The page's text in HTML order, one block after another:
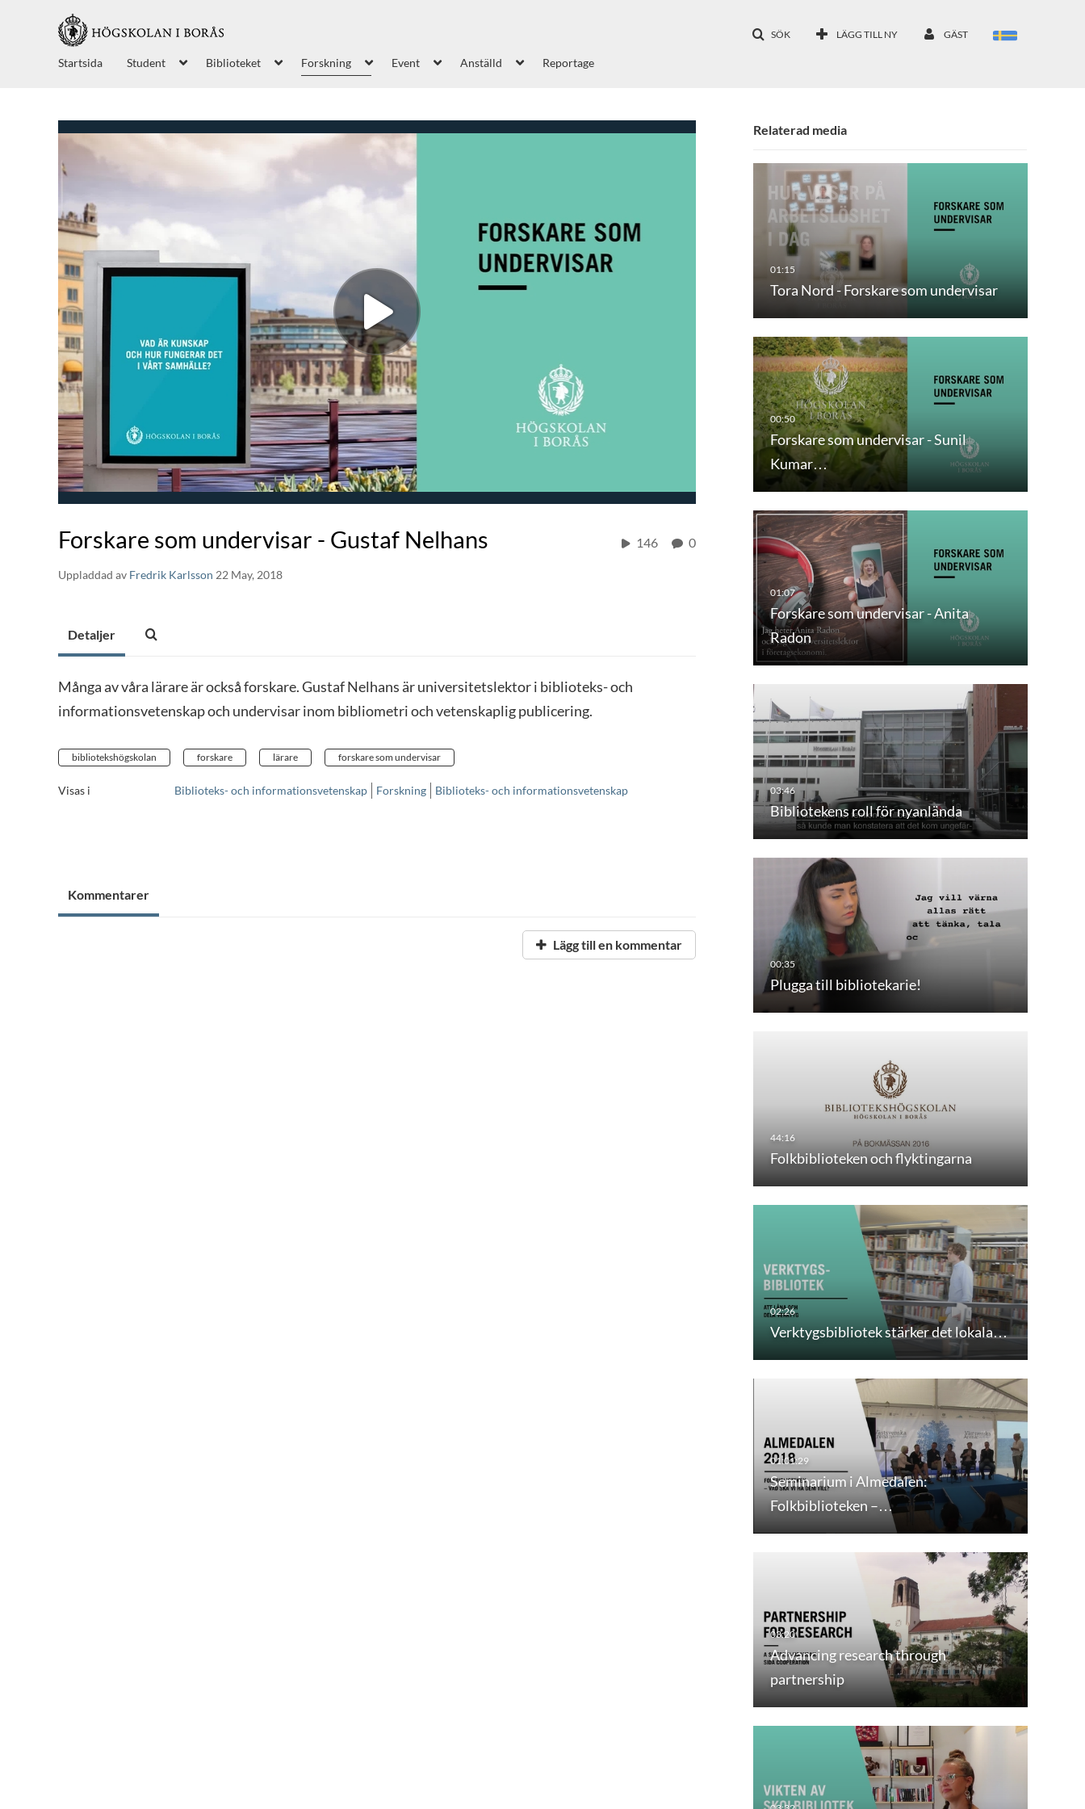
SÖK LÄGG TILL NY GÄST
Startsida Student Biblioteket Forskning Event Anställd Reportage
Forskare som undervisar - Gustaf Nelhans
Uppladdad av Fredrik Karlsson 22 May, 2018
146 0
Relaterad media
Tora Nord - Forskare som undervisar
Forskare som undervisar - Sunil
Kumar…
Forskare som undervisar - Anita
Radon
Bibliotekens roll för nyanlända
Plugga till bibliotekarie!
Folkbiblioteken och flyktingarna
Verktygsbibliotek stärker det lokala…
Seminarium i Almedalen:
Folkbiblioteken –…
Advancing research through
partnership
Detaljer
Många av våra lärare är också forskare. Gustaf Nelhans är universitetslektor i biblioteks- och
informationsvetenskap och undervisar inom bibliometri och vetenskaplig publicering.
bibliotekshögskolan forskare lärare forskare som undervisar
Visas i Biblioteks- och informationsvetenskap Forskning Biblioteks- och informationsvetenskap
Kommentarer
Lägg till en kommentar